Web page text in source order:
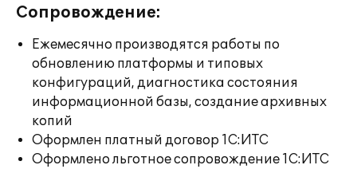
Сопровождение:
Ежемесячно производятся работы по
обновлению платформы и типовых
конфигураций, диагностика состояния
информационной базы, создание архивных
копий
Оформлен платный договор 1С:ИТС
Оформлено льготное сопровождение 1С:ИТС